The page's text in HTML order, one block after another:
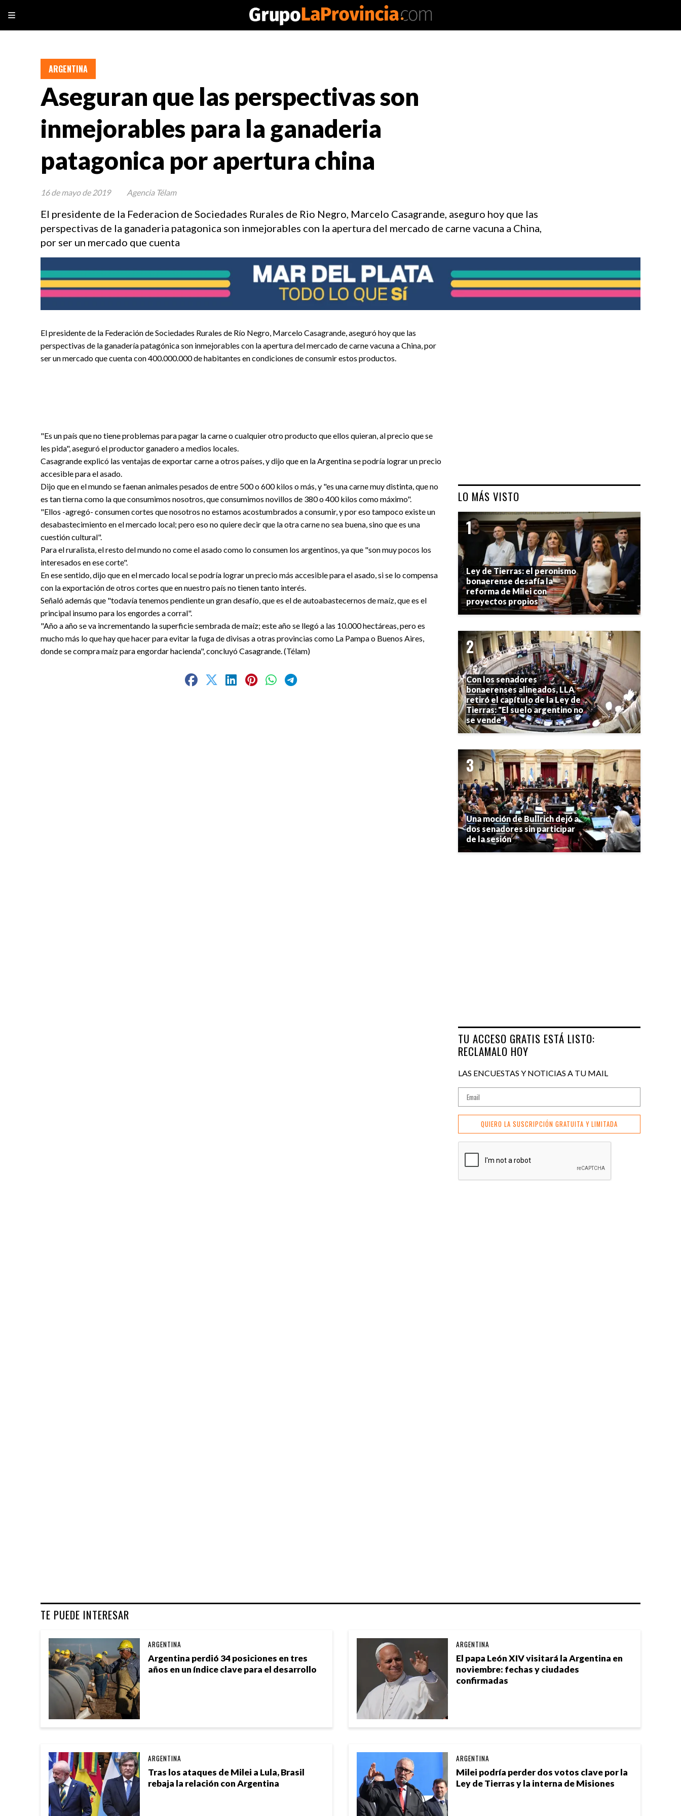
Aseguran que las perspectivas son
inmejorables para la ganaderia
patagonica por apertura china
El presidente de la Federacion de Sociedades Rurales de Rio Negro, Marcelo Casagrande, aseguro hoy que las
perspectivas de la ganaderia patagonica son inmejorables con la apertura del mercado de carne vacuna a China,
por ser un mercado que cuenta
ARGENTINA
16 de mayo de 2019 Agencia Télam
El presidente de la Federación de Sociedades Rurales de Río Negro, Marcelo Casagrande, aseguró hoy que las
perspectivas de la ganadería patagónica son inmejorables con la apertura del mercado de carne vacuna a China, por
ser un mercado que cuenta con 400.000.000 de habitantes en condiciones de consumir estos productos.
"Es un país que no tiene problemas para pagar la carne o cualquier otro producto que ellos quieran, al precio que se
les pida", aseguró el productor ganadero a medios locales.
Casagrande explicó las ventajas de exportar carne a otros países, y dijo que en la Argentina se podría lograr un precio
accesible para el asado.
Dijo que en el mundo se faenan animales pesados de entre 500 o 600 kilos o más, y "es una carne muy distinta, que no
es tan tierna como la que consumimos nosotros, que consumimos novillos de 380 o 400 kilos como máximo".
"Ellos -agregó- consumen cortes que nosotros no estamos acostumbrados a consumir, y por eso tampoco existe un
desabastecimiento en el mercado local; pero eso no quiere decir que la otra carne no sea buena, sino que es una
cuestión cultural".
Para el ruralista, el resto del mundo no come el asado como lo consumen los argentinos, ya que "son muy pocos los
interesados en ese corte".
En ese sentido, dijo que en el mercado local se podría lograr un precio más accesible para el asado, si se lo compensa
con la exportación de otros cortes que en nuestro país no tienen tanto interés.
Señaló además que "todavía tenemos pendiente un gran desafío, que es el de autoabastecernos de maíz, que es el
principal insumo para los engordes a corral".
"Año a año se va incrementando la superficie sembrada de maíz; este año se llegó a las 10.000 hectáreas, pero es
mucho más lo que hay que hacer para evitar la fuga de divisas a otras provincias como La Pampa o Buenos Aires,
donde se compra maíz para engordar hacienda", concluyó Casagrande. (Télam)
TE PUEDE INTERESAR
Argentina perdió 34 posiciones en tres
años en un índice clave para el desarrollo
ARGENTINA
El papa León XIV visitará la Argentina en
noviembre: fechas y ciudades
confirmadas
ARGENTINA
Tras los ataques de Milei a Lula, Brasil
rebaja la relación con Argentina
ARGENTINA
Milei podría perder dos votos clave por la
Ley de Tierras y la interna de Misiones
ARGENTINA
LO MÁS VISTO
Ley de Tierras: el peronismo
bonaerense desafía la
reforma de Milei con
proyectos propios
Con los senadores
bonaerenses alineados, LLA
retiró el capítulo de la Ley de
Tierras: "El suelo argentino no
se vende"
Una moción de Bullrich dejó a
dos senadores sin participar
de la sesión
TU ACCESO GRATIS ESTÁ LISTO:
RECLAMALO HOY
LAS ENCUESTAS Y NOTICIAS A TU MAIL
QUIERO LA SUSCRIPCIÓN GRATUITA Y LIMITADA